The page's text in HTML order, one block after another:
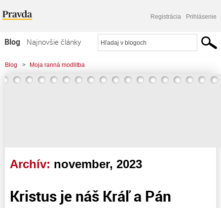
Registrácia Prihlásenie
Blog
Najnovšie články
Najčítanejšie články
Najkomentovanejšie články
Blog > Moja ranná modlitba
Archív: november, 2023
Kristus je náš Kráľ a Pán